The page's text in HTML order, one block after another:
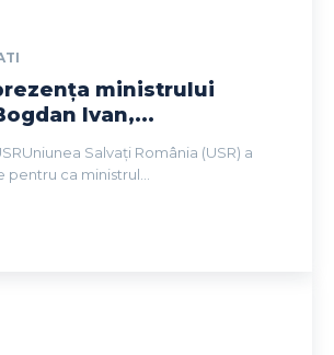
ministrului
Ivan,...
Salvați România (USR) a
ca ministrul...